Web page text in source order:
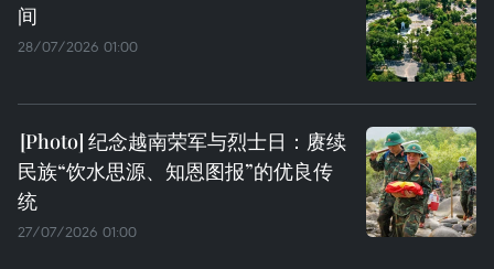
间
28/07/2026 01:00
纪念越南荣军与烈士日：赓续
民族“饮水思源、知恩图报”的优良传
统
27/07/2026 01:00